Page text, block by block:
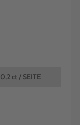
0,2 ct / SEITE